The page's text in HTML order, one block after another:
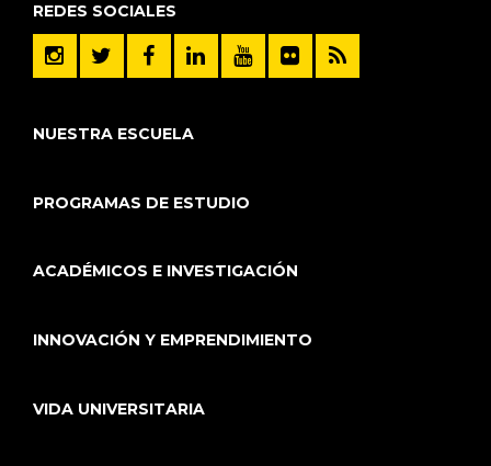
REDES SOCIALES
NUESTRA ESCUELA
PROGRAMAS DE ESTUDIO
ACADÉMICOS E INVESTIGACIÓN
INNOVACIÓN Y EMPRENDIMIENTO
VIDA UNIVERSITARIA